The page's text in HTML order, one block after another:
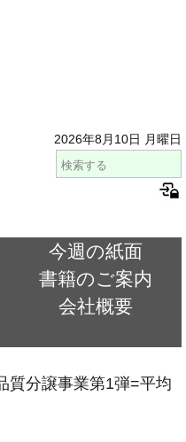
2026年8月10日 月曜日
今週の紙面
書籍のご案内
会社概要
質分譲事業第1弾=平均